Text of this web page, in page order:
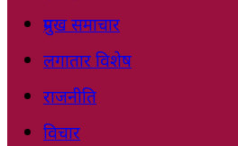
प्रमुख समाचार
लगातार विशेष
राजनीति
विचार